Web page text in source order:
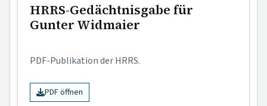
HRRS-Gedächtnisgabe für
Gunter Widmaier
PDF-Publikation der HRRS.
PDF öffnen